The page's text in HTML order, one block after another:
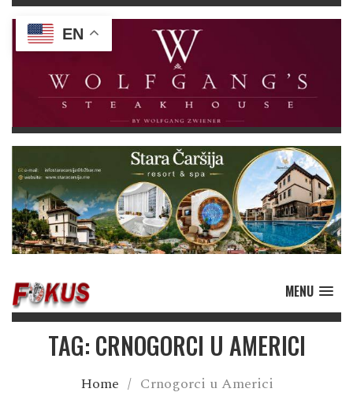
MENU
TAG: CRNOGORCI U AMERICI
Home / Crnogorci u Americi
EN